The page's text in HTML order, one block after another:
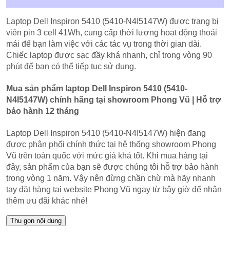
Laptop Dell Inspiron 5410 (5410-N4I5147W) được trang bị
viên pin 3 cell 41Wh, cung cấp thời lượng hoạt động thoải
mái để bạn làm việc với các tác vụ trong thời gian dài.
Chiếc laptop được sạc đầy khá nhanh, chỉ trong vòng 90
phút để bạn có thể tiếp tục sử dụng.
Mua sản phẩm laptop Dell Inspiron 5410 (5410-
N4I5147W) chính hãng tại showroom Phong Vũ | Hỗ trợ
bảo hành 12 tháng
Laptop Dell Inspiron 5410 (5410-N4I5147W) hiện đang
được phân phối chính thức tại hệ thống showroom Phong
Vũ trên toàn quốc với mức giá khá tốt. Khi mua hàng tại
đây, sản phẩm của bạn sẽ được chúng tôi hỗ trợ bảo hành
trong vòng 1 năm. Vậy nên đừng chần chừ mà hãy nhanh
tay đặt hàng tại website Phong Vũ ngay từ bây giờ để nhận
thêm ưu đãi khác nhé!
Thu gọn nội dung